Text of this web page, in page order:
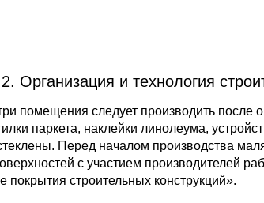
2. Организация и технология
помещения следует производить после
паркета, наклейки линолеума,
Перед началом производства
с участием производителей
строительных конструкций».